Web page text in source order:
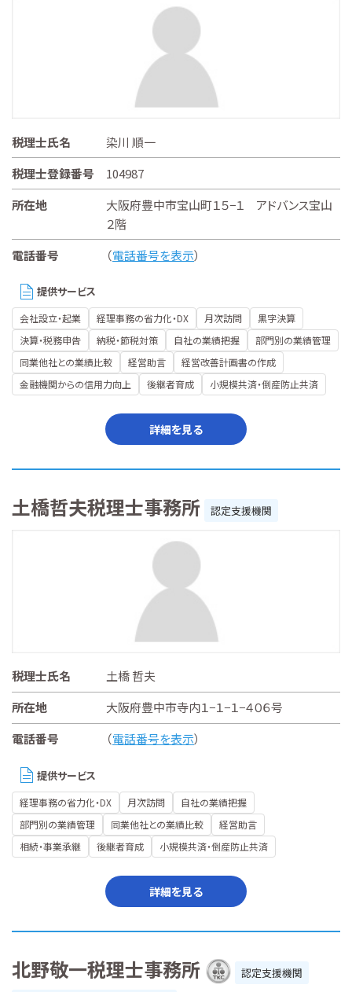
税理士氏名
染川 順一
税理士登録番号
104987
所在地
大阪府豊中市宝山町１５−１ アドバンス宝山
２階
電話番号
（電話番号を表示）
提供サービス
会社設立・起業 経理事務の省力化・DX 月次訪問
黒字決算
決算・税務申告
納税・節税対策 自社の業績把握
部門別の業績管理
同業他社との業績比較
経営助言
経営改善計画書の作成
金融機関からの信用力向上
後継者育成 小規模共済・倒産防止共済
詳細を見る
土橋哲夫税理士事務所 認定支援機関
税理士氏名
土橋 哲夫
所在地
大阪府豊中市寺内１−１−１−４０６号
電話番号
（電話番号を表示）
提供サービス
経理事務の省力化・DX 月次訪問
自社の業績把握
部門別の業績管理
同業他社との業績比較
経営助言
相続・事業承継
後継者育成 小規模共済・倒産防止共済
詳細を見る
北野敬一税理士事務所
認定支援機関